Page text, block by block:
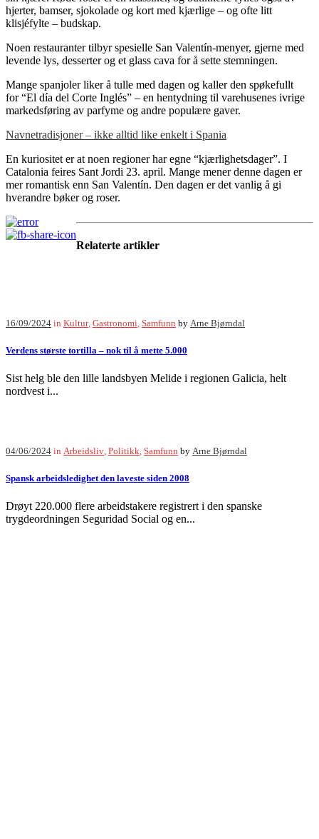
hjerter, bamser, sjokolade og kort med kjærlige – og ofte litt
klisjéfylte – budskap.
Noen restauranter tilbyr spesielle San Valentín-menyer, gjerne med
levende lys, desserter og et glass cava for å sette stemningen.
Mange spanjoler liker å tulle med dagen og kaller den spøkefullt
for “El día del Corte Inglés” – en hentydning til varehusenes ivrige
markedsføring av parfyme og andre populære gaver.
Navnetradisjoner – ikke alltid like enkelt i Spania
En kuriositet er at noen regioner har egne “kjærlighetsdager”. I
Catalonia feires Sant Jordi 23. april. Mange mener denne dagen er
mer romantisk enn San Valentín. Den dagen er det vanlig å gi
hverandre bøker og roser.
Relaterte artikler
16/09/2024 in Kultur, Gastronomi Samfunn by Arne Bjørndal
Verdens største tortilla – nok til å mette 5.000
Sist helg ble den lille landsbyen Melide i regionen Galicia, helt
nordvest i...
04/06/2024 in Arbeidsliv, Politikk, Samfunn by Arne Bjørndal
Spansk arbeidsledighet den laveste siden 2008
Drøyt 220.000 flere arbeidstakere registrert i den spanske
trygdeordningen Seguridad Social og en...